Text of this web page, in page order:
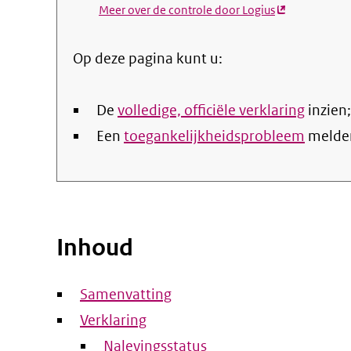
Meer over de controle door Logius(externe
Op deze pagina kunt u:
De volledige, officiële verklaring inzien;
Een toegankelijkheidsprobleem
Inhoud
Samenvatting
Verklaring
Nalevingsstatus